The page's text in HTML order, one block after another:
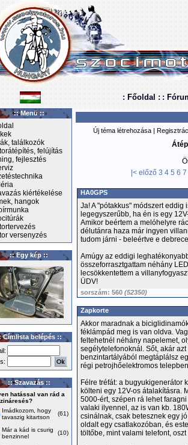
: Főoldal : :
:: Menü ::
találkozók
felújítás
fejlesztés
kiértékelése
hangok
versenyzés
:: Egy kép ::
Címlista belépés ::
:: Szavazás ::
hatással van rád a
Imádkozom, hogy
tavaszig kitartson
(61)
Már a kád is csurig
benzinnel
(10)
Új téma létrehozása |
|< előző 3 4 5 6 7
HA0GPS
Ja! A "pótakkus" módszert
legegyszerűbb, ha én is egy
Amikor beértem a melóhelyre
délutánra haza már ingyen
tudom járni - beleértve e
Amúgy az eddigi
összeforrasztgattam néhány
lecsökkentettem a
ÜDV!
sorszám: 560 (52350)
Zapkorte
Akkor maradnak a
féklámpád meg is van oldva.
feltehetnél néhány napelemet,
segélytelefonoknál. Sőt, akár
benzintartályából megtáplálsz
régi petrojhőelektromos
Félre tréfát: a bugyukigenerátor
költeni egy 12V-os átalakításra.
5000-ért, szépen rá lehet
valaki ilyennel, az is van kb.
csinálnak, csak betesznek egy
oldalt egy csatlakozóban, és
töltőbe, mint valami telefont,